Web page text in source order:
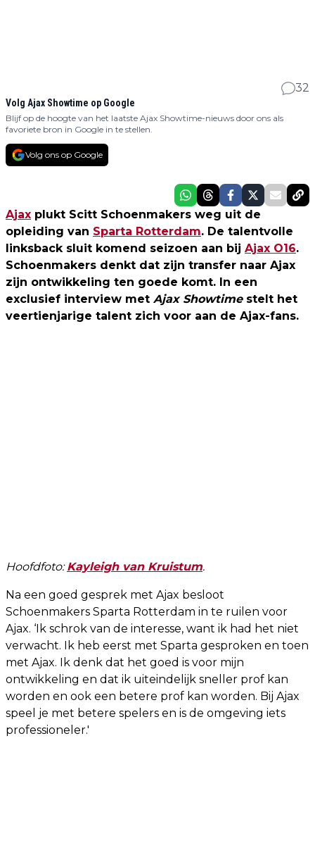
32
Volg Ajax Showtime op Google
Blijf op de hoogte van het laatste Ajax Showtime-nieuws door ons als
favoriete bron in Google in te stellen.
Volg ons op Google
Ajax plukt Scitt Schoenmakers weg uit de
opleiding van Sparta Rotterdam. De talentvolle
linksback sluit komend seizoen aan bij Ajax O16.
Schoenmakers denkt dat zijn transfer naar Ajax
zijn ontwikkeling ten goede komt. In een
exclusief interview met Ajax Showtimestelt het
veertienjarige talent zich voor aan de Ajax-fans.
Hoofdfoto:Kayleigh van Kruistum.
Na een goed gesprek met Ajax besloot
Schoenmakers Sparta Rotterdam in te ruilen voor
Ajax. ‘Ik schrok van de interesse, want ik had het niet
verwacht. Ik heb eerst met Sparta gesproken en toen
met Ajax. Ik denk dat het goed is voor mijn
ontwikkeling en dat ik uiteindelijk sneller prof kan
worden en ook een betere prof kan worden. Bij Ajax
speel je met betere spelers en is de omgeving iets
professioneler.'